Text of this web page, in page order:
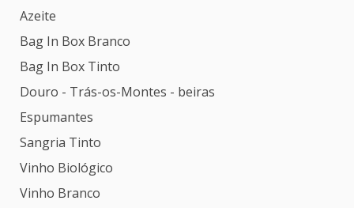
Azeite
Bag In Box Branco
Bag In Box Tinto
Douro - Trás-os-Montes - beiras
Espumantes
Sangria Tinto
Vinho Biológico
Vinho Branco